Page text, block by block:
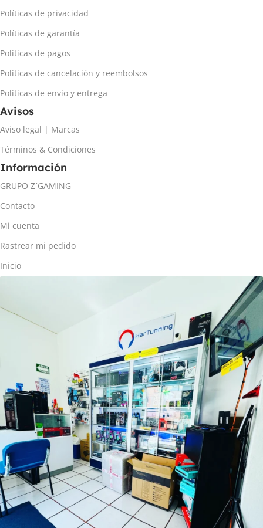
Políticas de privacidad
Políticas de garantía
Políticas de pagos
Políticas de cancelación y reembolsos
Políticas de envío y entrega
Avisos
Aviso legal | Marcas
Términos & Condiciones
Información
GRUPO Z´GAMING
Contacto
Mi cuenta
Rastrear mi pedido
Inicio